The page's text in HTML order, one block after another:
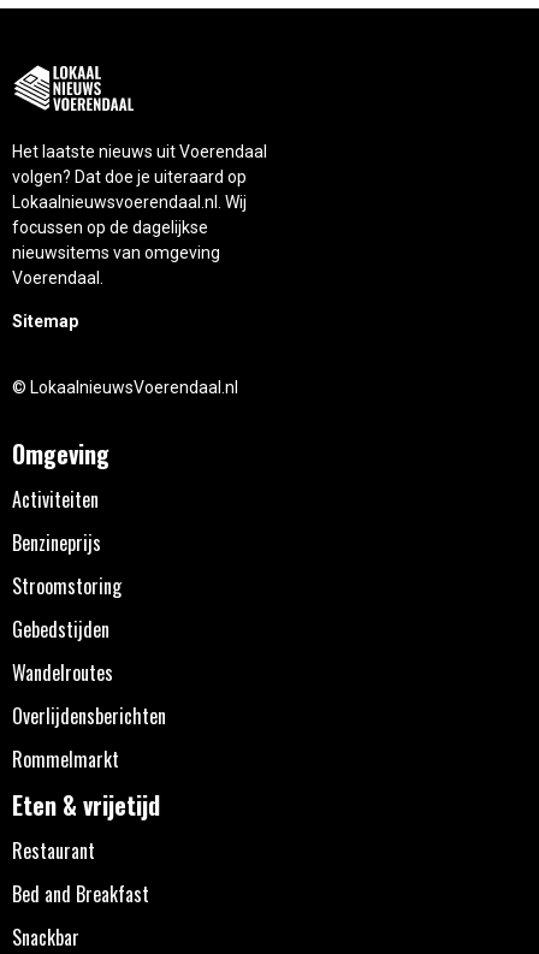
Het laatste nieuws uit Voerendaal
volgen? Dat doe je uiteraard op
Lokaalnieuwsvoerendaal.nl. Wij
focussen op de dagelijkse
nieuwsitems van omgeving
Voerendaal.
Sitemap
© LokaalnieuwsVoerendaal.nl
Omgeving
Activiteiten
Benzineprijs
Stroomstoring
Gebedstijden
Wandelroutes
Overlijdensberichten
Rommelmarkt
Eten & vrijetijd
Restaurant
Bed and Breakfast
Snackbar